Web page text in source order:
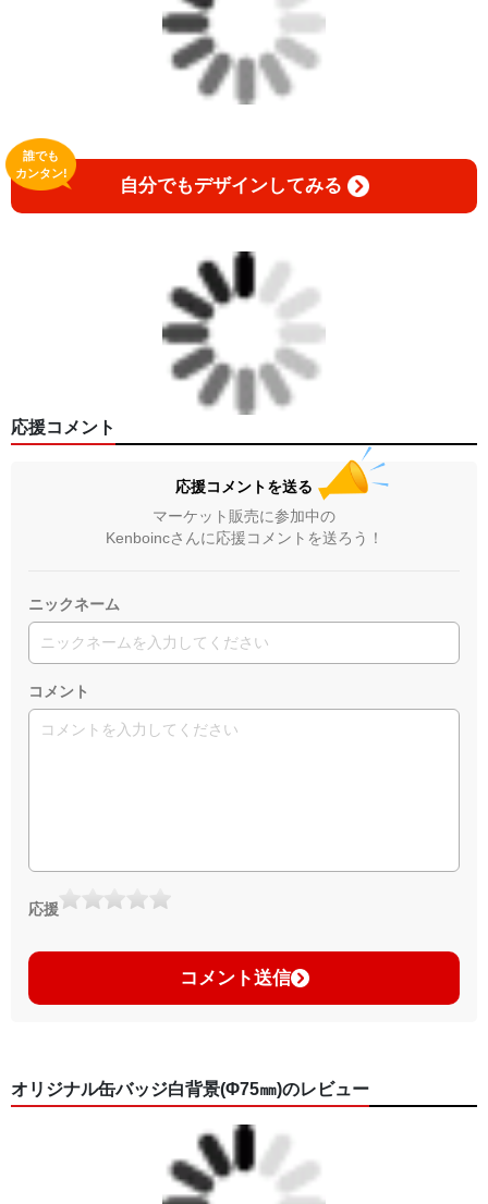
自分でもデザインしてみる
誰でも
カンタン!
応援コメント
応援コメントを送る
マーケット販売に参加中の
Kenboincさんに応援コメントを送ろう！
ニックネーム
コメント
応援
コメント送信
オリジナル缶バッジ白背景(Φ75㎜)のレビュー